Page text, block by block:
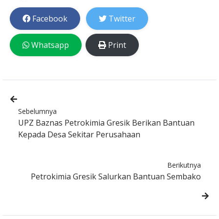
Facebook Twitter
Whatsapp Print
Sebelumnya
UPZ Baznas Petrokimia Gresik Berikan Bantuan
Kepada Desa Sekitar Perusahaan
Berikutnya
Petrokimia Gresik Salurkan Bantuan Sembako